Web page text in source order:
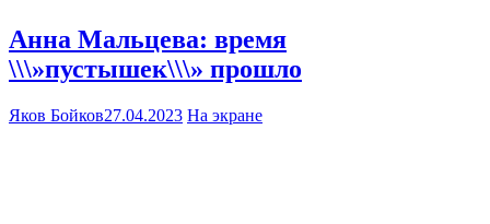
Анна Мальцева: время
\\\»пустышек\\\» прошло
Яков Бойков27.04.2023 На экране